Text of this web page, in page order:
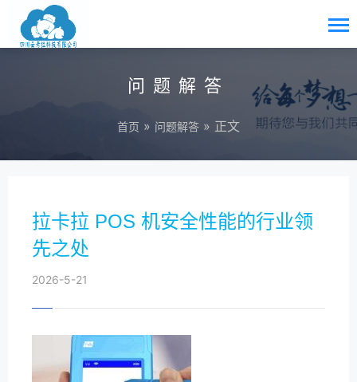
问题解答
首页 » 问题解答 » 正文
拉卡拉 POS 机安全性能的行业领
先之处
2026-5-21